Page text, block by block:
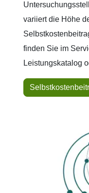
variiert die Höhe
finden Sie im
Leistungskatalog